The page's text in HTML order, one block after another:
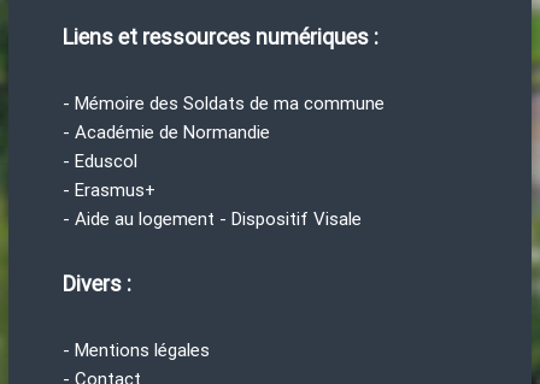
Liens et ressources numériques :
- Mémoire des Soldats de ma commune
- Académie de Normandie
- Eduscol
- Erasmus+
- Aide au logement - Dispositif Visale
Divers :
- Mentions légales
- Contact